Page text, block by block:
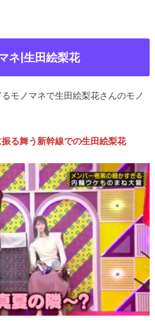
ネ|生田絵梨花
モノマネで生田絵梨花さんのモノ
る舞う新幹線での生田絵梨花